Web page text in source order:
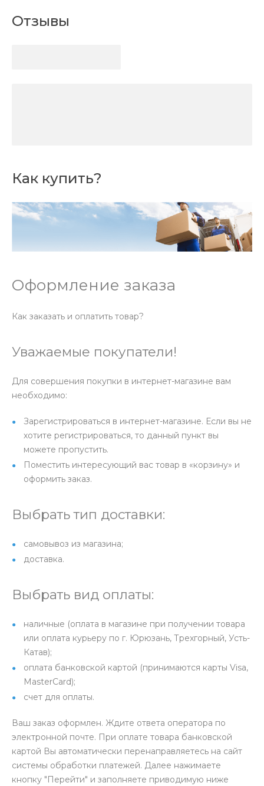
Отзывы
Как купить?
Оформление заказа
Как заказать и оплатить товар?
Уважаемые покупатели!
Для совершения покупки в интернет-магазине вам
необходимо:
Зарегистрироваться в интернет-магазине. Если вы не
хотите регистрироваться, то данный пункт вы
можете пропустить.
Поместить интересующий вас товар в «корзину» и
оформить заказ.
Выбрать тип доставки:
самовывоз из магазина;
доставка.
Выбрать вид оплаты:
наличные (оплата в магазине при получении товара
или оплата курьеру по г. Юрюзань, Трехгорный, Усть-
Катав);
оплата банковской картой (принимаются карты Visa,
MasterCard);
счет для оплаты.
Ваш заказ оформлен. Ждите ответа оператора по
электронной почте. При оплате товара банковской
картой Вы автоматически перенаправляетесь на сайт
системы обработки платежей. Далее нажимаете
кнопку "Перейти" и заполняете приводимую ниже